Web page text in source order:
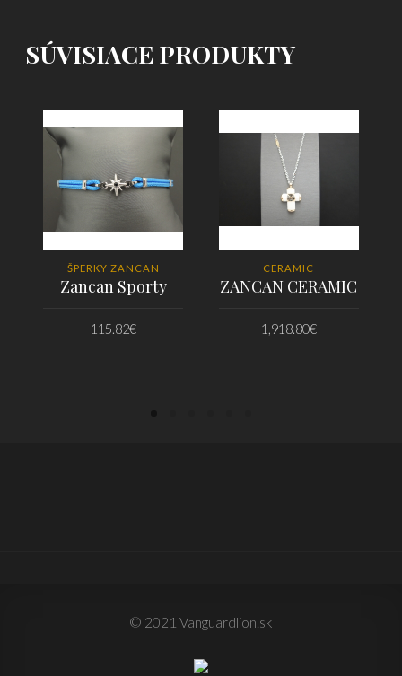
SÚVISIACE PRODUKTY
ŠPERKY ZANCAN
Zancan Sporty
115.82€
CERAMIC
ZANCAN CERAMIC
1,918.80€
© 2021 Vanguardlion.sk